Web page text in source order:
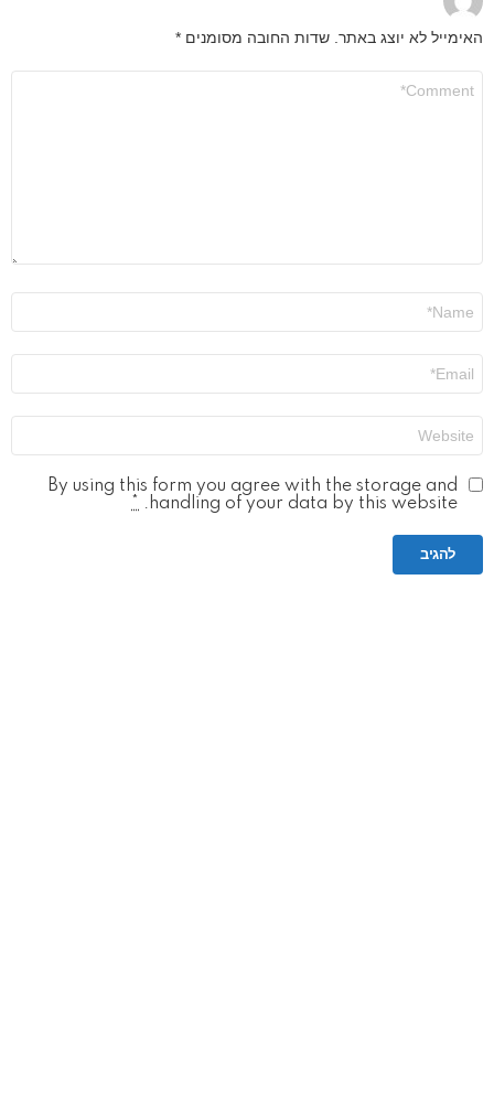
האימייל לא יוצג באתר. שדות החובה מסומנים *
שלך
By using this form you agree with the storage and
handling of your data by this website.